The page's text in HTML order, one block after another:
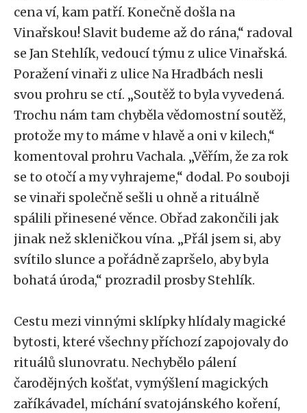
cena ví, kam patří. Konečně došla na
Vinařskou! Slavit budeme až do rána,“ radoval
se Jan Stehlík, vedoucí týmu z ulice Vinařská.
Poražení vinaři z ulice Na Hradbách nesli
svou prohru se ctí. „Soutěž to byla vyvedená.
Trochu nám tam chyběla vědomostní soutěž,
protože my to máme v hlavě a oni v kilech,“
komentoval prohru Vachala. „Věřím, že za rok
se to otočí a my vyhrajeme,“ dodal. Po souboji
se vinaři společně sešli u ohně a rituálně
spálili přinesené věnce. Obřad zakončili jak
jinak než skleničkou vína. „Přál jsem si, aby
svítilo slunce a pořádně zapršelo, aby byla
bohatá úroda,“ prozradil prosby Stehlík.
Cestu mezi vinnými sklípky hlídaly magické
bytosti, které všechny příchozí zapojovaly do
rituálů slunovratu. Nechybělo pálení
čarodějných košťat, vymýšlení magických
zaříkávadel, míchání svatojánského koření,